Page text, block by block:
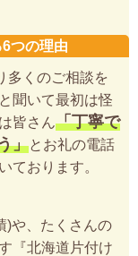
つの理由
多くのご相談を
聞いて最初は怪
皆さん「丁寧で
」とお礼の電話
ております。
)や、たくさんの
『北海道片付け